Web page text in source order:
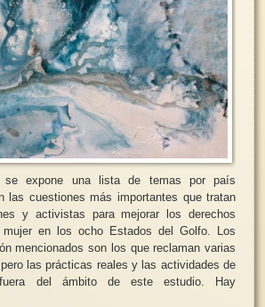
se expone una lista de temas por país
las cuestiones más importantes que tratan
y activistas para mejorar los derechos
en los ocho Estados del Golfo. Los
mencionados son los que reclaman varias
las prácticas reales y las actividades de
del ámbito de este estudio. Hay